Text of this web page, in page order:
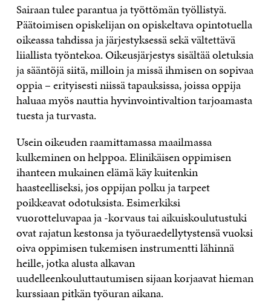
Sairaan tulee parantua ja työttömän työllistyä.
Päätoimisen opiskelijan on opiskeltava opintotuella
oikeassa tahdissa ja järjestyksessä sekä vältettävä
liiallista työntekoa. Oikeusjärjestys sisältää oletuksia
ja sääntöjä siitä, milloin ja missä ihmisen on sopivaa
oppia – erityisesti niissä tapauksissa, joissa oppija
haluaa myös nauttia hyvinvointivaltion tarjoamasta
tuesta ja turvasta.
Usein oikeuden raamittamassa maailmassa
kulkeminen on helppoa. Elinikäisen oppimisen
ihanteen mukainen elämä käy kuitenkin
haasteelliseksi, jos oppijan polku ja tarpeet
poikkeavat odotuksista. Esimerkiksi
vuorotteluvapaa ja -korvaus tai aikuiskoulutustuki
ovat rajatun kestonsa ja työuraedellytystensä vuoksi
oiva oppimisen tukemisen instrumentti lähinnä
heille, jotka alusta alkavan
uudelleenkouluttautumisen sijaan korjaavat hieman
kurssiaan pitkän työuran aikana.